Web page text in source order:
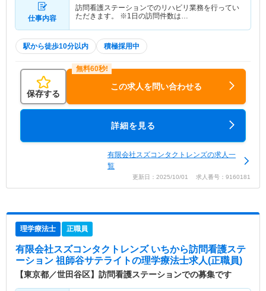
仕事内容
訪問看護ステーションでのリハビリ業務を行ってい
ただきます。 ※1日の訪問件数は…
駅から徒歩10分以内 積極採用中
保存する
この求人を問い合わせる
詳細を見る
有限会社スズコンタクトレンズの求人一
覧
更新日：2025/10/01 求人番号：9160181
理学療法士 正職員
有限会社スズコンタクトレンズ いちから訪問看護ステ
ーション 祖師谷サテライトの理学療法士求人(正職員)
【東京都／世田谷区】訪問看護ステーションでの募集です